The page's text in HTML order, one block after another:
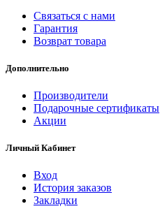
Связаться с нами
Гарантия
Возврат товара
Дополнительно
Производители
Подарочные сертификаты
Акции
Личный Кабинет
Вход
История заказов
Закладки